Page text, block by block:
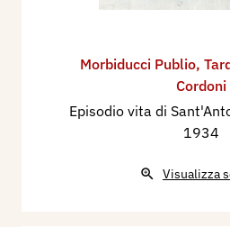
Morbiducci Publio,
Cordoni
Episodio vita di
1934
Visualizza